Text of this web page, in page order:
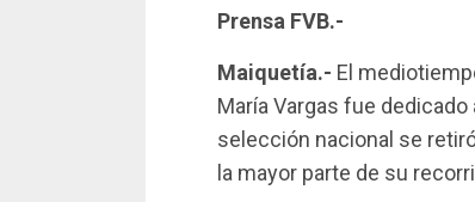
Prensa FVB.-
Maiquetía.- El
María Vargas fue dedicado
selección nacional se
la mayor parte de su